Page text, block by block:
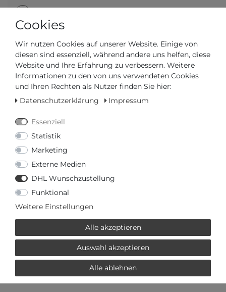
Ihr Preis bei3% Skonto bei Vorab Überweisung: 72,75 €
*
Versandkosten
Cookies
Wir nutzen Cookies auf unserer Website. Einige von
diesen sind essenziell, während andere uns helfen, diese
Website und Ihre Erfahrung zu verbessern. Weitere
Informationen zu den von uns verwendeten Cookies
und Ihren Rechten als Nutzer finden Sie hier:
Datenschutzerklärung
Impressum
Essenziell
Statistik
Marketing
Externe Medien
DHL Wunschzustellung
Funktional
Weitere Einstellungen
Alle akzeptieren
Auswahl akzeptieren
Alle ablehnen